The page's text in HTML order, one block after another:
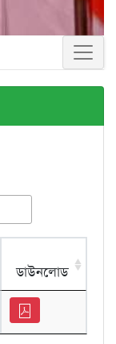
ডাউনলোড